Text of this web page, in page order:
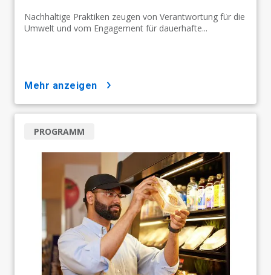
Nachhaltige Praktiken zeugen von Verantwortung für die
Umwelt und vom Engagement für dauerhafte...
mehr anzeigen
PROGRAMM